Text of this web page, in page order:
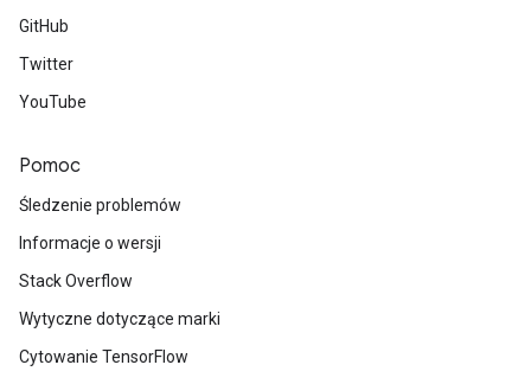
GitHub
Twitter
YouTube
Pomoc
Śledzenie problemów
Informacje o wersji
Stack Overflow
Wytyczne dotyczące marki
Cytowanie TensorFlow